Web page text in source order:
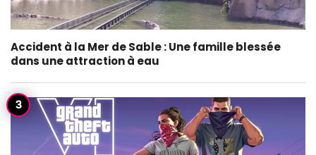
Accident à la Mer de Sable : Une famille blessée
dans une attraction à eau